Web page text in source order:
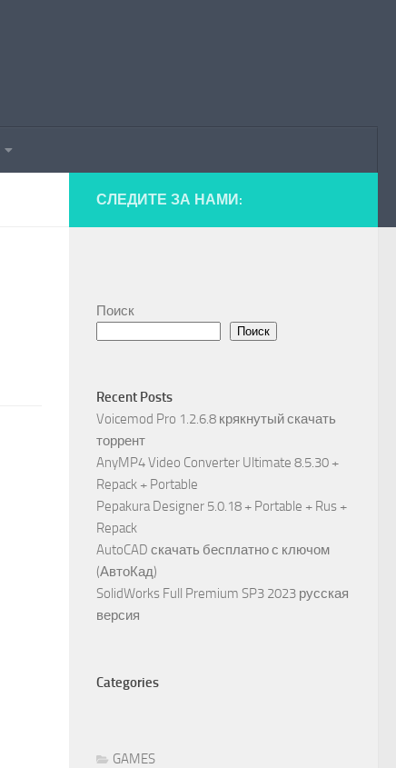
СЛЕДИТЕ ЗА НАМИ:
Поиск
Поиск
Recent Posts
Voicemod Pro 1.2.6.8 крякнутый скачать
торрент
AnyMP4 Video Converter Ultimate 8.5.30 +
Repack + Portable
Pepakura Designer 5.0.18 + Portable + Rus +
Repack
AutoCAD скачать бесплатно с ключом
(АвтоКад)
SolidWorks Full Premium SP3 2023 русская
версия
Categories
GAMES